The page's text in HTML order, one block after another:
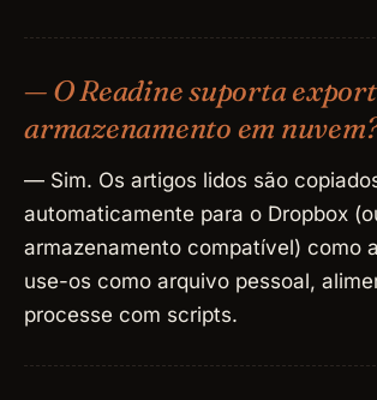
— O Readine suporta
armazenamento em
— Sim. Os artigos lidos são
automaticamente para o Dropbox
armazenamento compatível) como
use-os como arquivo pessoal,
processe com scripts.